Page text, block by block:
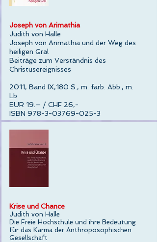
Joseph von Arimathia
Judith von Halle
Joseph von Arimathia und der Weg des
heiligen Gral
Beiträge zum Verständnis des
Christusereignisses
2011, Band IX,180 S., m. farb. Abb., m.
Lb
EUR 19.– / CHF 26,-
ISBN 978-3-03769-025-3
Krise und Chance
Judith von Halle
Die Freie Hochschule und ihre Bedeutung
für das Karma der Anthroposophischen
Gesellschaft